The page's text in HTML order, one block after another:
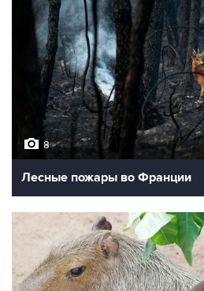
8
Лесные пожары во Франции